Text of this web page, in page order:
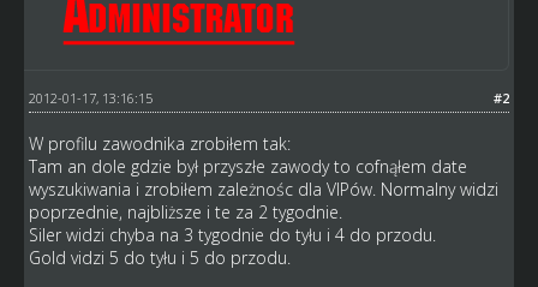
#2
2012-01-17, 13:16:15
W profilu zawodnika zrobiłem tak:
Tam an dole gdzie był przyszłe zawody to cofnąłem date
wyszukiwania i zrobiłem zależnośc dla VIPów. Normalny widzi
poprzednie, najbliższe i te za 2 tygodnie.
Siler widzi chyba na 3 tygodnie do tyłu i 4 do przodu.
Gold vidzi 5 do tyłu i 5 do przodu.